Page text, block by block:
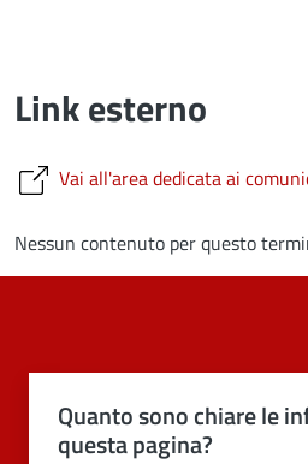
Link esterno
Vai all'area dedicata ai
Nessun contenuto per questo
Quanto sono chiare le
questa pagina?